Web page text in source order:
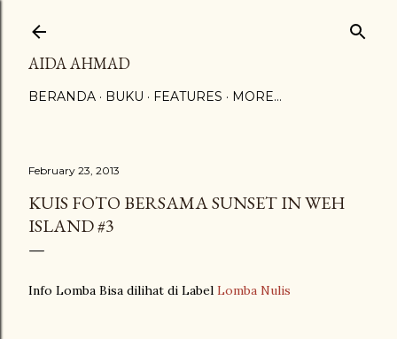
AIDA AHMAD
BERANDA BUKU FEATURES MORE…
February 23, 2013
KUIS FOTO BERSAMA SUNSET IN WEH
ISLAND #3
Info Lomba Bisa dilihat di Label Lomba Nulis